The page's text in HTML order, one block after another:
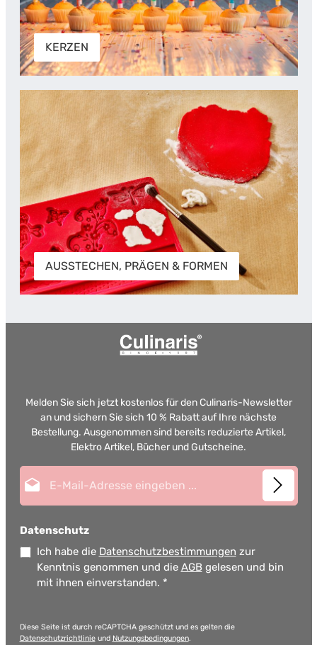
KERZEN
AUSSTECHEN, PRÄGEN & FORMEN
AUSSTECHEN, PRÄGEN & FORMEN
Melden Sie sich jetzt kostenlos für den Culinaris-Newsletter
an und sichern Sie sich 10 % Rabatt auf Ihre nächste
Bestellung. Ausgenommen sind bereits reduzierte Artikel,
Elektro Artikel, Bücher und Gutscheine.
Datenschutz
Ich habe die Datenschutzbestimmungen zur
Kenntnis genommen und die AGB gelesen und bin
mit ihnen einverstanden. *
Diese Seite ist durch reCAPTCHA geschützt und es gelten die
Datenschutzrichtlinieund Nutzungsbedingungen.